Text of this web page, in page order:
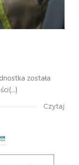
została
Czytaj